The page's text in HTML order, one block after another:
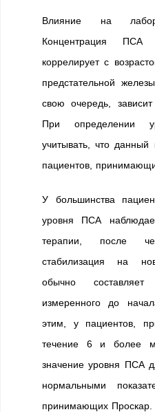
Влияние на
Концентрация
коррелирует с
предстательной
свою очередь,
При определении
учитывать, что данный
пациентов,
У большинства
уровня ПСА
терапии, после
стабилизация на
обычно составляет
измеренного до
этим, у пациентов,
течение 6 и более
значение уровня ПСА
нормальными
принимающих Проскар.